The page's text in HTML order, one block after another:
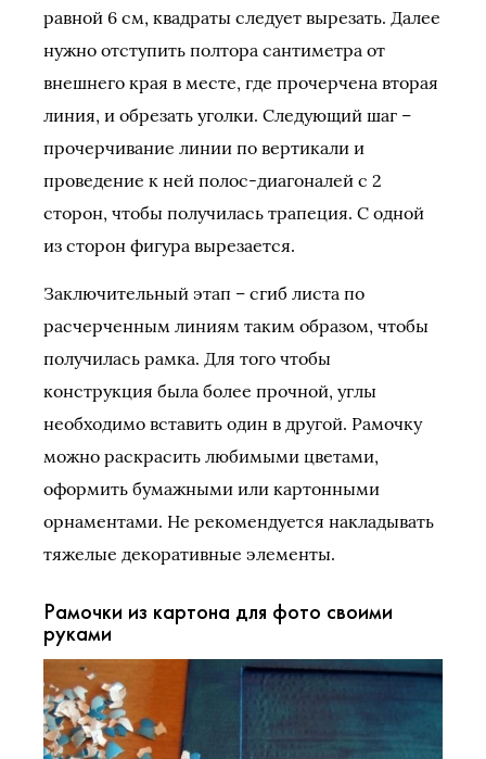
равной 6 см, квадраты следует вырезать. Далее
нужно отступить полтора сантиметра от
внешнего края в месте, где прочерчена вторая
линия, и обрезать уголки. Следующий шаг –
прочерчивание линии по вертикали и
проведение к ней полос-диагоналей с 2
сторон, чтобы получилась трапеция. С одной
из сторон фигура вырезается.
Заключительный этап – сгиб листа по
расчерченным линиям таким образом, чтобы
получилась рамка. Для того чтобы
конструкция была более прочной, углы
необходимо вставить один в другой. Рамочку
можно раскрасить любимыми цветами,
оформить бумажными или картонными
орнаментами. Не рекомендуется накладывать
тяжелые декоративные элементы.
Рамочки из картона для фото своими
руками